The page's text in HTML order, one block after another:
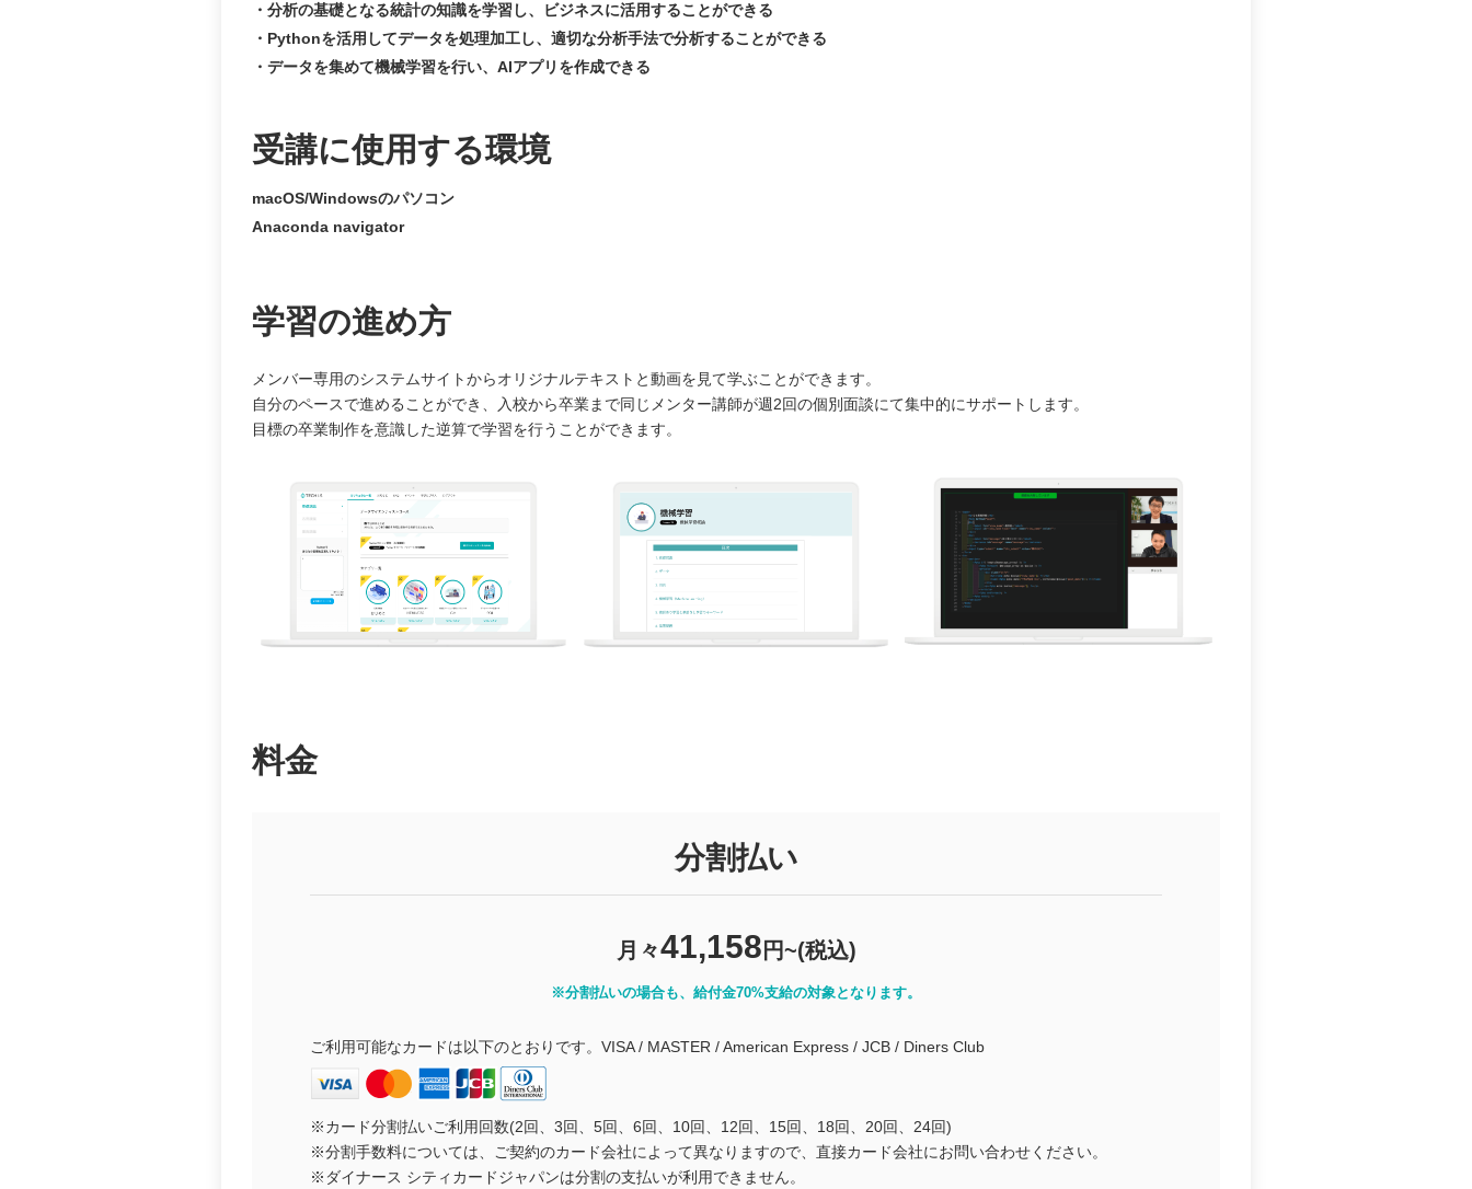
分析の基礎となる統計の知識を学習し、ビジネスに活用することができる
Pythonを活用してデータを処理加工し、適切な分析手法で分析することができる
データを集めて機械学習を行い、AIアプリを作成できる
受講に使用する環境
macOS/Windowsのパソコン
Anaconda navigator
学習の進め方
メンバー専用のシステムサイトからオリジナルテキストと動画を見て学ぶことができます。
自分のペースで進めることができ、入校から卒業まで同じメンター講師が週2回の個別面談にて集中的にサポートします。
目標の卒業制作を意識した逆算で学習を行うことができます。
料金
分割払い
月々41,158 円~(税込)
※分割払いの場合も、給付金70%支給の対象となります。
ご利用可能なカードは以下のとおりです。VISA / MASTER / American Express / JCB / Diners Club
※カード分割払いご利用回数(2回、3回、5回、6回、10回、12回、15回、18回、20回、24回)
※分割手数料については、ご契約のカード会社によって異なりますので、直接カード会社にお問い合わせください。
※ダイナース シティカードジャパンは分割の支払いが利用できません。